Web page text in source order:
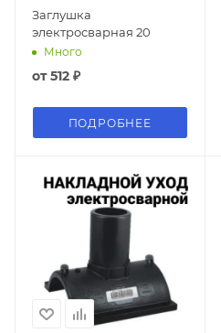
Заглушка
электросварная 20
Много
от512 ₽
ПОДРОБНЕЕ